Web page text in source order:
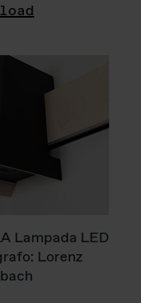
Lampada LED
Lorenz